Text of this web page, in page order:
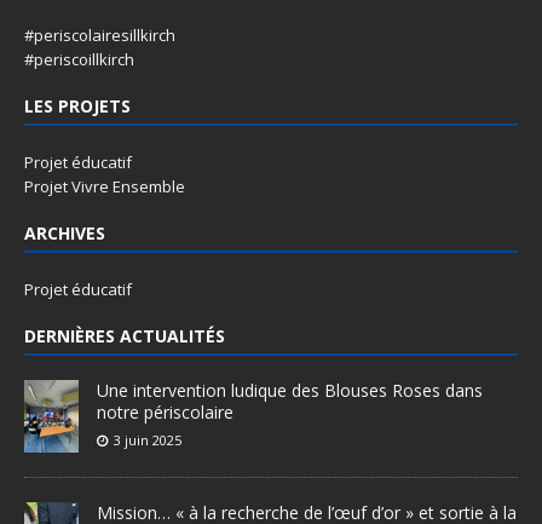
#periscolairesillkirch
#periscoillkirch
LES PROJETS
Projet éducatif
Projet Vivre Ensemble
ARCHIVES
Projet éducatif
DERNIÈRES ACTUALITÉS
Une intervention ludique des Blouses Roses dans
notre périscolaire
3 juin 2025
Mission… « à la recherche de l’œuf d’or » et sortie à la